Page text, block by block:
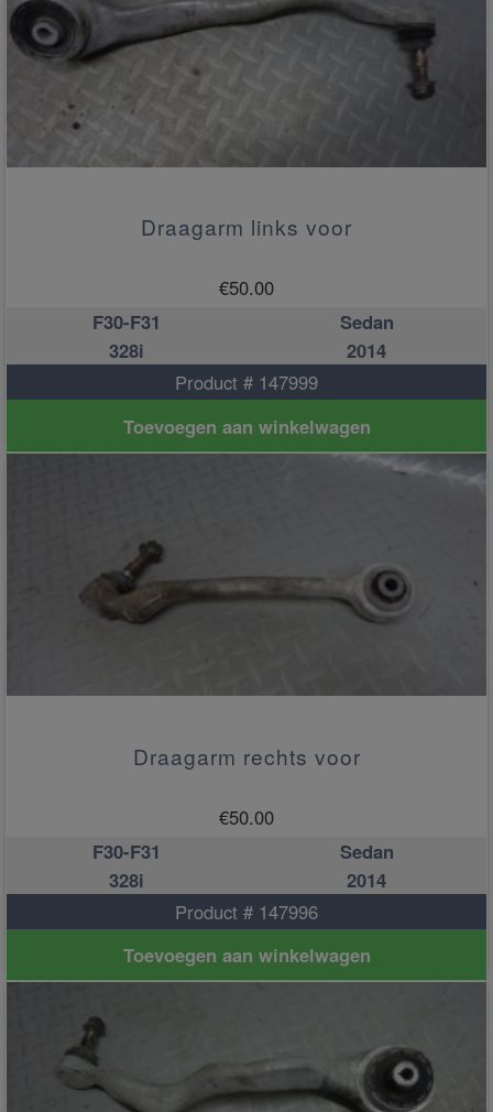
Draagarm links voor
€50.00
F30-F31
Sedan
328i
2014
Product # 147999
Toevoegen aan winkelwagen
Draagarm rechts voor
€50.00
F30-F31
Sedan
328i
2014
Product # 147996
Toevoegen aan winkelwagen